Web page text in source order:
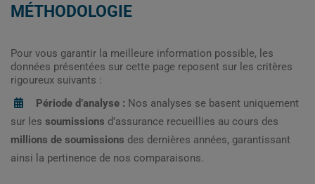
MÉTHODOLOGIE
Pour vous garantir la meilleure information possible, les
données présentées sur cette page reposent sur les critères
rigoureux suivants :
Période d’analyse : Nos analyses se basent uniquement
sur les soumissions d’assurance recueillies au cours des
millions de soumissions des dernières années, garantissant
ainsi la pertinence de nos comparaisons.